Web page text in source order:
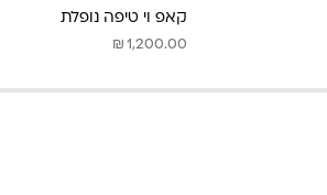
קאפ וי טיפה נופלת
₪ 1,200.00